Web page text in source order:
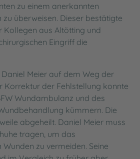
zu einem anerkannten
zu überweisen. Dieser bestätigte
Kollegen aus Altötting und
Eingriff die
Meier auf dem Weg der
Korrektur der Fehlstellung konnte
Wundambulanz und des
kümmern. Die
abgeheilt. Daniel Meier muss
tragen, um das
zu vermeiden. Seine